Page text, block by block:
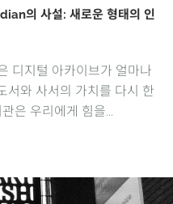
의 사설: 새로운 형태의 인
디지털 아카이브가 얼마나
서와 사서의 가치를 다시 한
은 우리에게 힘을...